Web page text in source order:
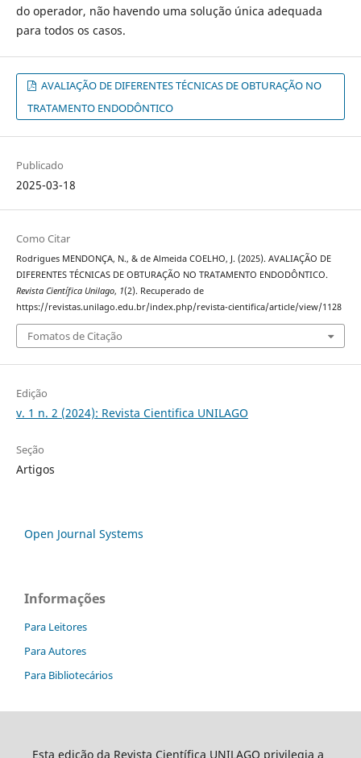
do operador, não havendo uma solução única adequada
para todos os casos.
AVALIAÇÃO DE DIFERENTES TÉCNICAS DE OBTURAÇÃO NO
TRATAMENTO ENDODÔNTICO
Publicado
2025-03-18
Como Citar
Rodrigues MENDONÇA, N., & de Almeida COELHO, J. (2025). AVALIAÇÃO DE
DIFERENTES TÉCNICAS DE OBTURAÇÃO NO TRATAMENTO ENDODÔNTICO.
Revista Científica Unilago, 1(2). Recuperado de
https://revistas.unilago.edu.br/index.php/revista-cientifica/article/view/1128
Fomatos de Citação
Edição
v. 1 n. 2 (2024): Revista Cientifica UNILAGO
Seção
Artigos
Open Journal Systems
Informações
Para Leitores
Para Autores
Para Bibliotecários
Esta edição da Revista Científica UNILAGO privilegia a